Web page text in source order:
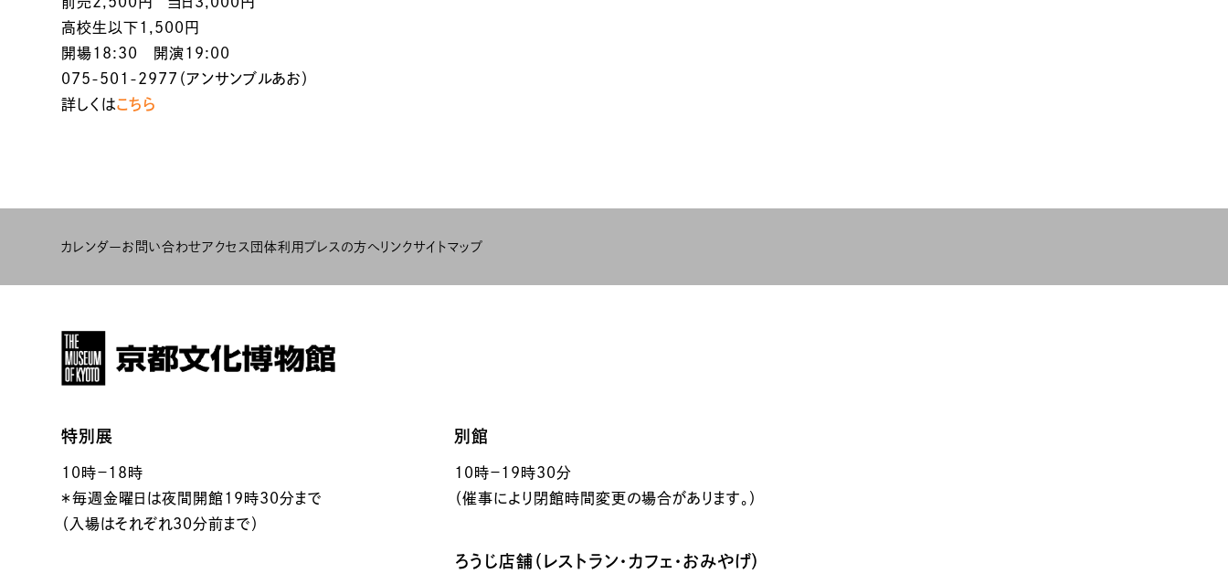
高校生以下1,500円
開場18:30 開演19:00
075-501-2977（アンサンブルあお）
詳しくはこちら
カレンダーお問い合わせアクセス 団体利用 プレスの方へリンクサイトマップ
特別展
10時－18時
＊毎週金曜日は夜間開館19時30分まで
（入場はそれぞれ30分前まで）
別館
10時－19時30分
（催事により閉館時間変更の場合があります。）
ろうじ店舗（レストラン・カフェ・おみやげ）